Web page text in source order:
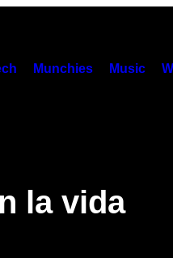
Munchies Music
la vida